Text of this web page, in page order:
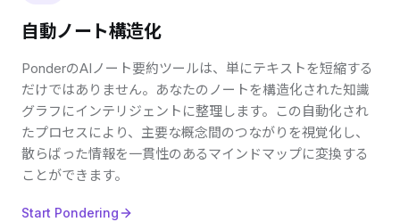
自動ノート構造化
PonderのAIノート要約ツールは、単にテキストを短縮する
だけではありません。あなたのノートを構造化された知識
グラフにインテリジェントに整理します。この自動化され
たプロセスにより、主要な概念間のつながりを視覚化し、
散らばった情報を一貫性のあるマインドマップに変換する
ことができます。
Start Pondering